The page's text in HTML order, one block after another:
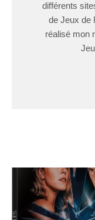
différents
de Jeux de
réalisé mon